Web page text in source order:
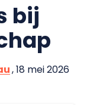
bij
, 18 mei 2026